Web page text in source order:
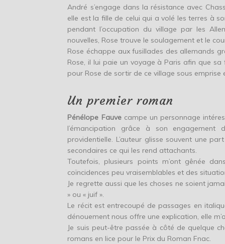
André s’engage dans la résistance avec
elle est la fille de celui qui a volé les terres à
pendant l’occupation du village par les
nouvelles, Rose trouve le soulagement et le
Rose échappe aux fusillades des allemands
Rose, il lui paie un voyage à Paris afin que
pour Rose de sortir de ce village sous
Un premier roman
Pénélope Fauvecampe un personnage
l’émancipation grâce à son engagement
providentielle. L’auteur glisse souvent une
secondaires ce qui les rend attachants.
Toutefois, plusieurs points m’ont gênée
coïncidences peu vraisemblables et des
Je regrette aussi que les choses ne soient
» ou « juif ».
Le récit est entrecoupé de passages en
dénouement nous offre une explication, elle
Je suis peut-être passée à côté de quelque
romans en lice pour le Prix du Roman Fnac.